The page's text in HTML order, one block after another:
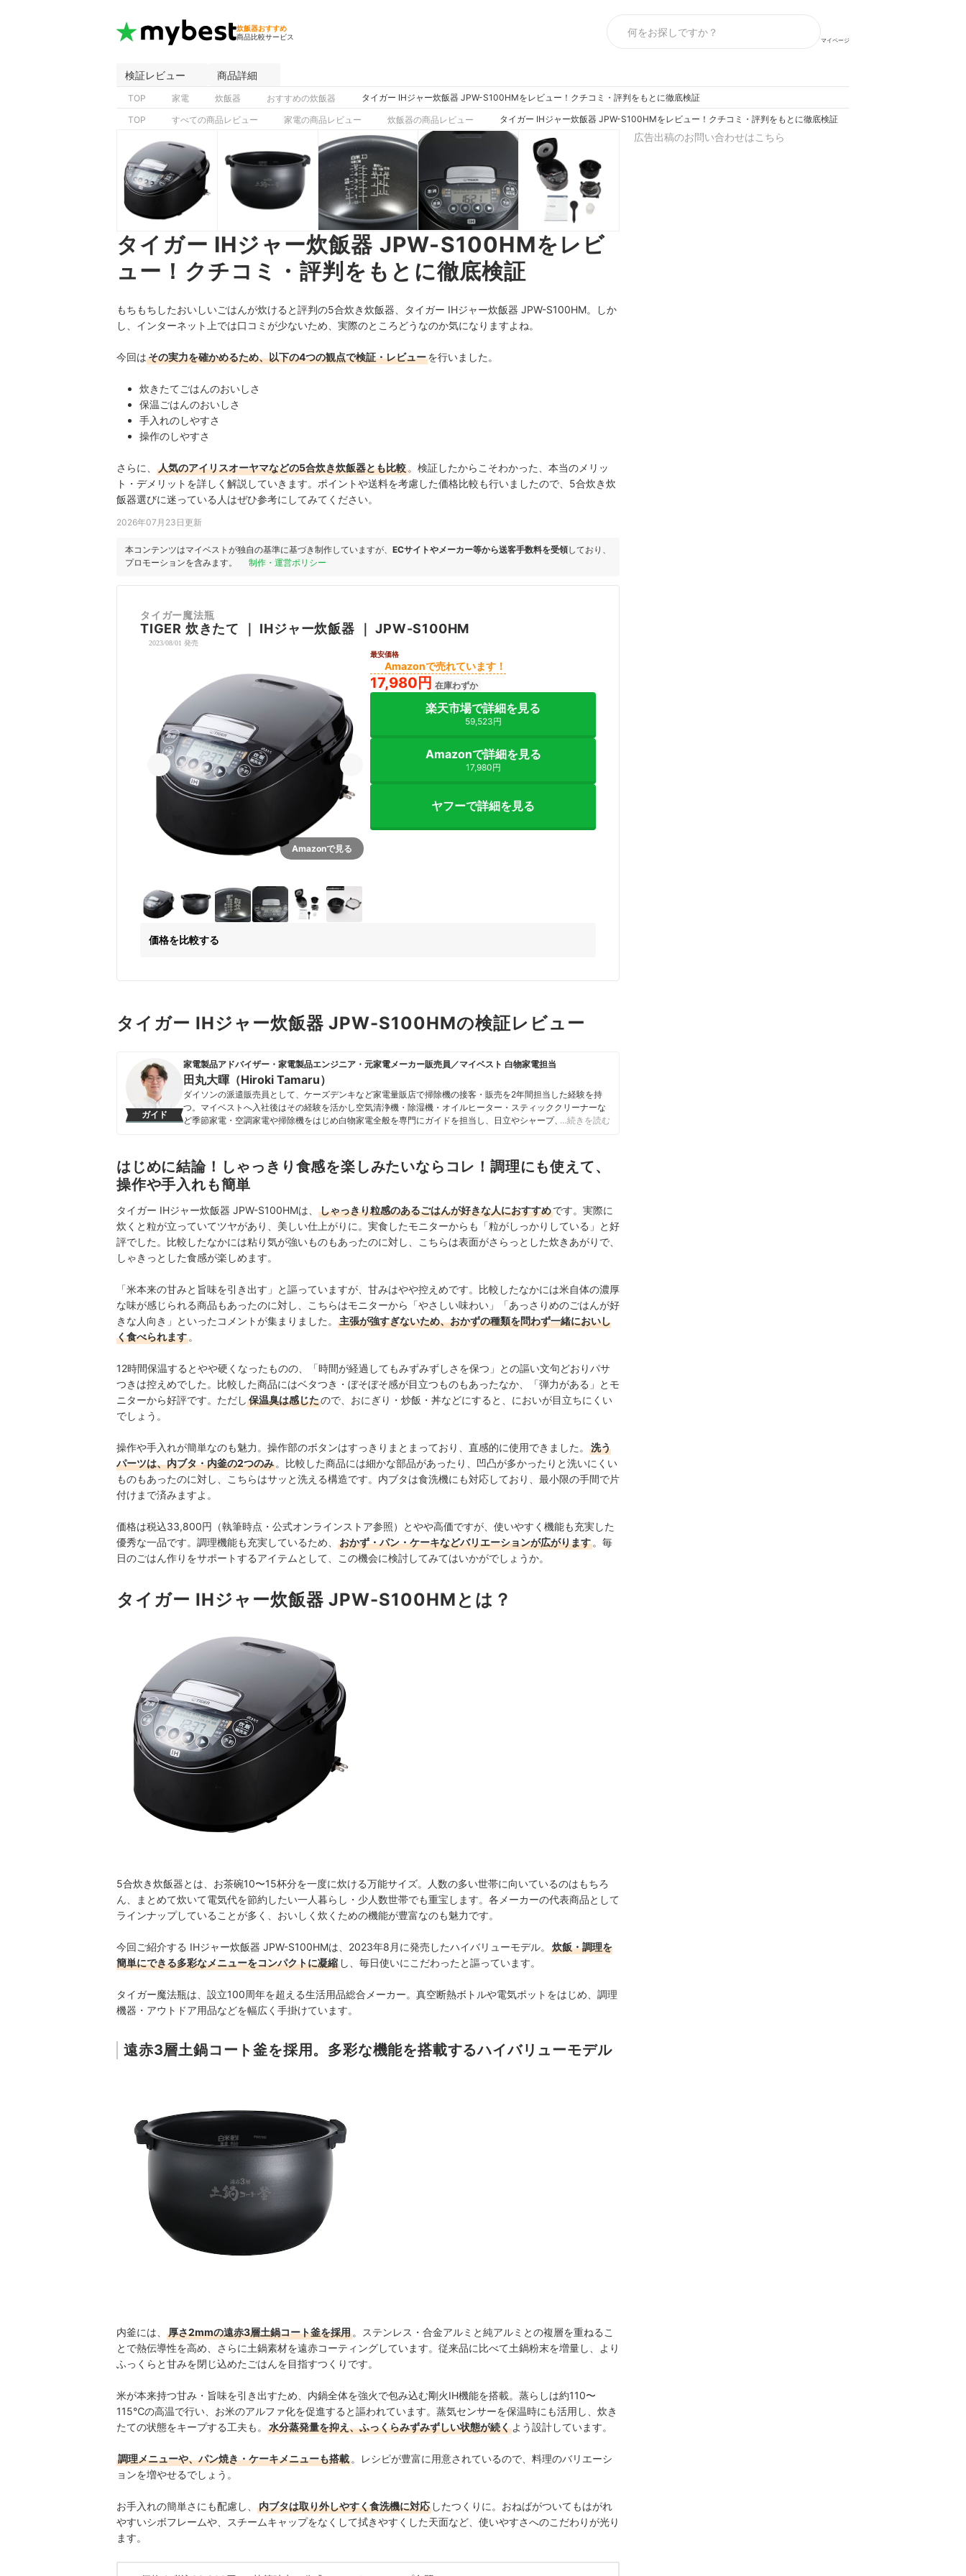
炊飯器おすすめ
商品比較サービス
マイページ
検証レビュー 商品詳細
TOP 家電 炊飯器 おすすめの炊飯器 タイガー IHジャー炊飯器 JPW-S100HMをレビュー！クチコミ・評判をもとに徹底検証
TOP すべての商品レビュー 家電の商品レビュー 炊飯器の商品レビュー タイガー IHジャー炊飯器 JPW-S100HMをレビュー！クチコミ・評判をもとに徹底検証
タイガー IHジャー炊飯器 JPW-S100HMをレビ
ュー！クチコミ・評判をもとに徹底検証
もちもちしたおいしいごはんが炊けると評判の5合炊き炊飯器、タイガー IHジャー炊飯器 JPW-S100HM。しか
し、インターネット上では口コミが少ないため、実際のところどうなのか気になりますよね。
今回はその実力を確かめるため、以下の4つの観点で検証・レビューを行いました。
炊きたてごはんのおいしさ
保温ごはんのおいしさ
手入れのしやすさ
操作のしやすさ
さらに、 人気のアイリスオーヤマなどの5合炊き炊飯器とも比較 。検証したからこそわかった、本当のメリッ
ト・デメリットを詳しく解説していきます。ポイントや送料を考慮した価格比較も行いましたので、5合炊き炊
飯器選びに迷っている人はぜひ参考にしてみてください。
2026年07月23日更新
本コンテンツはマイベストが独自の基準に基づき制作していますが、 ECサイトやメーカー等から送客手数料を受領しており、
プロモーションを含みます。
制作・運営ポリシー
タイガー魔法瓶
TIGER 炊きたて IHジャー炊飯器 ｜JPW-S100HM
2023/08/01 発売
Amazonで見る
最安価格
Amazonで売れています！
17,980円 在庫わずか
楽天市場で詳細を見る
59,523円
Amazonで詳細を見る
17,980円
ヤフーで詳細を見る
価格を比較する
タイガー IHジャー炊飯器 JPW-S100HMの検証レビュー
ガイド
家電製品アドバイザー・家電製品エンジニア・元家電メーカー販売員／マイベスト 白物家電担当
田丸大暉（Hiroki Tamaru）
ダイソンの派遣販売員として、ケーズデンキなど家電量販店で掃除機の接客・販売を2年間担当した経験を持
つ。マイベストへ入社後はその経験を活かし空気清浄機・除湿機・オイルヒーター・スティッククリーナーな
ど季節家電・空調家電や掃除機をはじめ白物家電全般を専門にガイドを担当し、日立やシャープ、パナソニッ
エネ性能やお手入れのしやすさまでひとつひとつ丁寧に確認しながらコンテンツ制作を行う。
田丸大暉（Hiroki Tamaru）のプロフィール
…続きを読む
はじめに結論！しゃっきり食感を楽しみたいならコレ！調理にも使えて、
操作や手入れも簡単
タイガー IHジャー炊飯器 JPW-S100HMは、 しゃっきり粒感のあるごはんが好きな人におすすめです。実際に
炊くと粒が立っていてツヤがあり、美しい仕上がりに。実食したモニターからも「粒がしっかりしている」と好
評でした。比較したなかには粘り気が強いものもあったのに対し、こちらは表面がさらっとした炊きあがりで、
しゃきっとした食感が楽しめます。
「米本来の甘みと旨味を引き出す」と謳っていますが、甘みはやや控えめです。比較したなかには米自体の濃厚
な味が感じられる商品もあったのに対し、こちらはモニターから「やさしい味わい」「あっさりめのごはんが好
きな人向き」といったコメントが集まりました。
主張が強すぎないため、おかずの種類を問わず一緒においし
く食べられます 。
12時間保温するとやや硬くなったものの、「時間が経過してもみずみずしさを保つ」との謳い文句どおりパサ
つきは控えめでした。比較した商品にはベタつき・ぼそぼそ感が目立つものもあったなか、「弾力がある」とモ
ニターから好評です。ただし 保温臭は感じたので、おにぎり・炒飯・丼などにすると、においが目立ちにくい
でしょう。
操作や手入れが簡単なのも魅力。操作部のボタンはすっきりまとまっており、直感的に使用できました。
洗う
パーツは、内ブタ・内釜の2つのみ 。比較した商品には細かな部品があったり、凹凸が多かったりと洗いにくい
ものもあったのに対し、こちらはサッと洗える構造です。内ブタは食洗機にも対応しており、最小限の手間で片
付けまで済みますよ。
価格は税込33,800円（執筆時点・公式オンラインストア参照）とやや高価ですが、使いやすく機能も充実した
優秀な一品です。調理機能も充実しているため、
おかず・パン・ケーキなどバリエーションが広がります 。毎
日のごはん作りをサポートするアイテムとして、この機会に検討してみてはいかがでしょうか。
タイガー IHジャー炊飯器 JPW-S100HMとは？
5合炊き炊飯器とは、お茶碗10〜15杯分を一度に炊ける万能サイズ。人数の多い世帯に向いているのはもちろ
ん、まとめて炊いて電気代を節約したい一人暮らし・少人数世帯でも重宝します。各メーカーの代表商品として
ラインナップしていることが多く、おいしく炊くための機能が豊富なのも魅力です。
今回ご紹介する IHジャー炊飯器 JPW-S100HMは、2023年8月に発売したハイバリューモデル。
炊飯・調理を
簡単にできる多彩なメニューをコンパクトに凝縮 し、毎日使いにこだわったと謳っています。
タイガー魔法瓶は、設立100周年を超える生活用品総合メーカー。 真空断熱ボトルや電気ポットをはじめ、調理
機器・アウトドア用品などを幅広く手掛けています。
遠赤3層土鍋コート釜を採用。多彩な機能を搭載するハイバリューモデル
内釜には、 厚さ2mmの遠赤3層土鍋コート釜を採用 。ステンレス・合金アルミと純アルミとの複層を重ねるこ
とで熱伝導性を高め、さらに土鍋素材を遠赤コーティングしています。従来品に比べて土鍋粉末を増量し、より
ふっくらと甘みを閉じ込めたごはんを目指すつくりです。
米が本来持つ甘み・旨味を引き出すため、内鍋全体を強火で包み込む剛火IH機能を搭載。蒸らしは約110〜
115℃の高温で行い、お米のアルファ化を促進すると謳われています。蒸気センサーを保温時にも活用し、炊き
たての状態をキープする工夫も。
水分蒸発量を抑え、ふっくらみずみずしい状態が続く よう設計しています。
調理メニューや、パン焼き・ケーキメニューも搭載 。レシピが豊富に用意されているので、料理のバリエーシ
ョンを増やせるでしょう。
お手入れの簡単さにも配慮し、 内ブタは取り外しやすく食洗機に対応 したつくりに。おねばがついてもはがれ
やすいシボフレームや、スチームキャップをなくして拭きやすくした天面など、使いやすさへのこだわりが光り
ます。
広告出稿のお問い合わせはこちら